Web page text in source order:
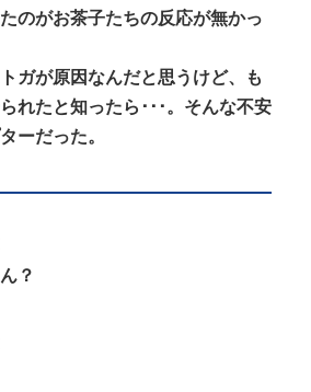
のがお茶子たちの反応が無かっ
ガが原因なんだと思うけど、も
れたと知ったら･･･。そんな不安
ーだった。
？